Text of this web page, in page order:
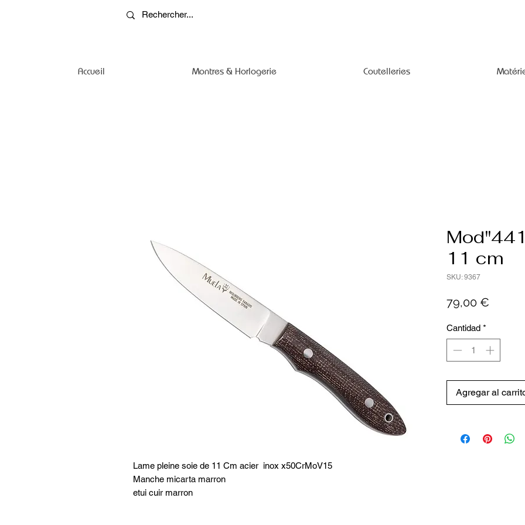
Accueil Montres & Horlogerie Coutelleries
Lame pleine soie de 11 Cm acier inox x50CrMoV15
Manche micarta marron
etui cuir marron
11 cm
SKU: 9367
79,00 €
Cantidad *
Agregar al